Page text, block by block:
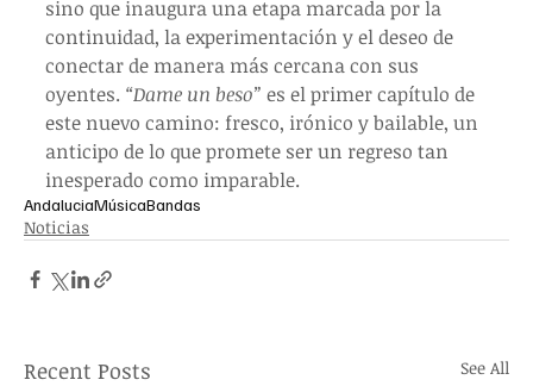
sino que inaugura una etapa marcada por la
continuidad, la experimentación y el deseo de
conectar de manera más cercana con sus
oyentes. “Dame un beso” es el primer capítulo de
este nuevo camino: fresco, irónico y bailable, un
anticipo de lo que promete ser un regreso tan
inesperado como imparable.
AndaluciaMúsicaBandas
Noticias
Recent Posts See All